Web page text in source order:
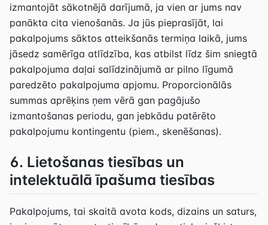
izmantojāt sākotnējā darījumā, ja vien ar jums nav
panākta cita vienošanās. Ja jūs pieprasījāt, lai
pakalpojums sāktos atteikšanās termiņa laikā, jums
jāsedz samērīga atlīdzība, kas atbilst līdz šim sniegtā
pakalpojuma daļai salīdzinājumā ar pilno līgumā
paredzēto pakalpojuma apjomu. Proporcionālās
summas aprēķins ņem vērā gan pagājušo
izmantošanas periodu, gan jebkādu patērēto
pakalpojumu kontingentu (piem., skenēšanas).
6. Lietošanas tiesības un
intelektuālā īpašuma tiesības
Pakalpojums, tai skaitā avota kods, dizains un saturs,